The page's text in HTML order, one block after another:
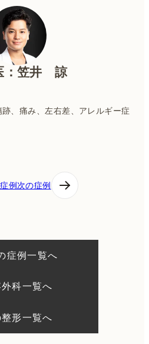
：笠井 諒
、痛み、左右差、アレルギー症
例次の症例
症例一覧へ
科一覧へ
形一覧へ